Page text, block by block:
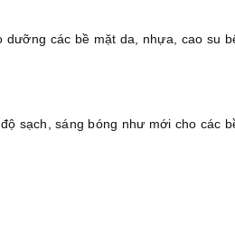
các bề mặt da, nhựa, cao su
sạch, sáng bóng như mới cho các